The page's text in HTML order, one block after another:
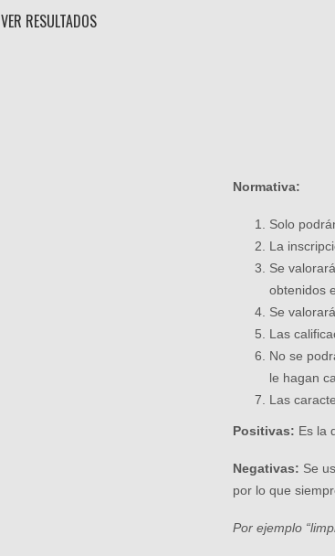
VER RESULTADOS
Normativa:
Solo
La
Se
obtenidos
Se
Las
No se
le hagan
Las
Positivas: Es la
Negativas: Se
por lo que
Por ejemplo